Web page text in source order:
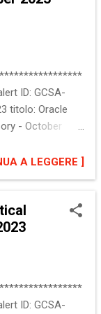
sfruttare
informazioni
::
MySQL Java SE
Esistono
interessati, per
ID: GCSA-
titolo: Oracle
- October
del
19 con gravita'
di applicare
A LEGGERE ]
ID: GCSA-